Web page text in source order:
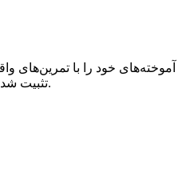
آموخته‌های خود را با تمرین‌های
تثبیت شده و دانش عملی‌تان عمیق‌تر شود.